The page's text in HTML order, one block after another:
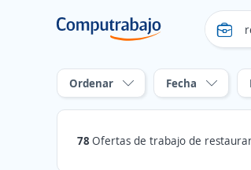
Ordenar Fecha
78 Ofertas de trabajo de restaurantes en